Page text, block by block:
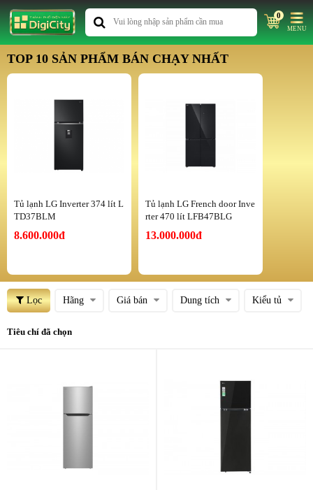
0
MENU
TOP 10 SẢN PHẨM BÁN CHẠY NHẤT
Tủ lạnh LG Inverter 374 lít L
TD37BLM
8.600.000đ
Tủ lạnh LG French door Inve
rter 470 lít LFB47BLG
13.000.000đ
Lọc Hãng Giá bán Dung tích Kiểu tủ
Tiêu chí đã chọn